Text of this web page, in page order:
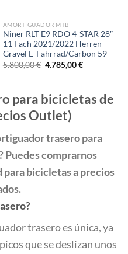
AMORTIGUADOR MTB
Niner RLT E9 RDO 4-STAR 28″
11 Fach 2021/2022 Herren
Gravel E-Fahrrad/Carbon 59
5.800,00€ El
precio
5.800,00 €.
4.785,00€El
4.785,00 €.
para bicicletas de
Outlet)
trasero para
Puedes comprarnos
bicicletas a precios
trasero es única, ya
que se deslizan unos